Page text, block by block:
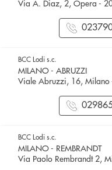
Via A. Diaz, 2, Opera -
BCC Lodi s.c.
MILANO - ABRUZZI
Viale Abruzzi, 16, Milano
BCC Lodi s.c.
MILANO - REMBRANDT
Via Paolo Rembrandt 2,